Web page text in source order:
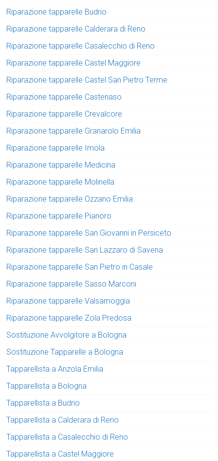
Riparazione tapparelle Budrio
Riparazione tapparelle Calderara di Reno
Riparazione tapparelle Casalecchio di Reno
Riparazione tapparelle Castel Maggiore
Riparazione tapparelle Castel San Pietro Terme
Riparazione tapparelle Castenaso
Riparazione tapparelle Crevalcore
Riparazione tapparelle Granarolo Emilia
Riparazione tapparelle Imola
Riparazione tapparelle Medicina
Riparazione tapparelle Molinella
Riparazione tapparelle Ozzano Emilia
Riparazione tapparelle Pianoro
Riparazione tapparelle San Giovanni in Persiceto
Riparazione tapparelle San Lazzaro di Savena
Riparazione tapparelle San Pietro in Casale
Riparazione tapparelle Sasso Marconi
Riparazione tapparelle Valsamoggia
Riparazione tapparelle Zola Predosa
Sostituzione Avvolgitore a Bologna
Sostituzione Tapparelle a Bologna
Tapparellista a Anzola Emilia
Tapparellista a Bologna
Tapparellista a Budrio
Tapparellista a Calderara di Reno
Tapparellista a Casalecchio di Reno
Tapparellista a Castel Maggiore